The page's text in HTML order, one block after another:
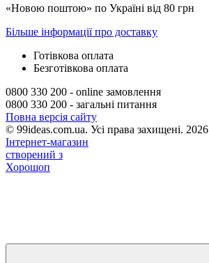
«Новою поштою» по Україні від 80 грн
Більше інформації про доставку
Готівкова оплата
Безготівкова оплата
0800 330 200 - online замовлення
0800 330 200 - загальні питання
Повна версія сайту
© 99ideas.com.ua. Усі права захищені. 2026
Інтернет-магазин
створений з
Хорошоп